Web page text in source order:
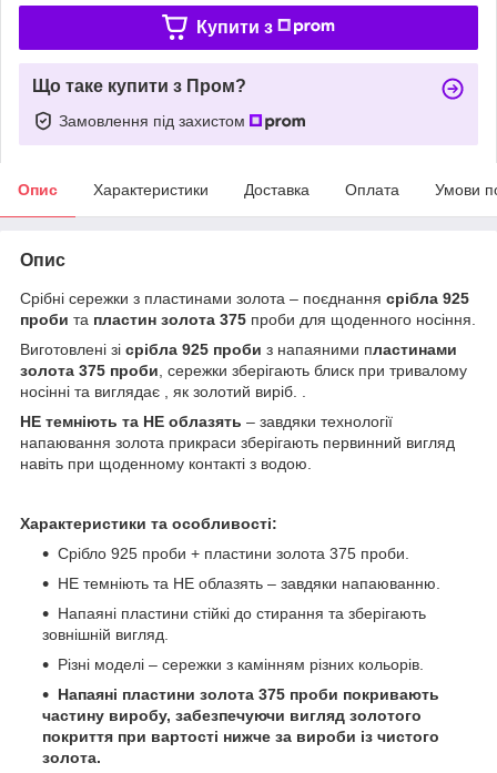
Купити з
Що таке купити з Пром?
Замовлення під захистом
Опис Характеристики Доставка Оплата Умови
Опис
Срібні сережки з пластинами золота – поєднання срібла 925
проби та пластин золота 375 проби для щоденного носіння.
Виготовлені зі срібла 925 проби з напаяними пластинами
золота 375 проби , сережки зберігають блиск при тривалому
носінні та виглядає , як золотий виріб. .
НЕ темніють та НЕ облазять – завдяки технології
напаювання золота прикраси зберігають первинний вигляд
навіть при щоденному контакті з водою.
Характеристики та особливості:
Срібло 925 проби + пластини золота 375 проби.
НЕ темніють та НЕ облазять – завдяки напаюванню.
Напаяні пластини стійкі до стирання та зберігають
зовнішній вигляд.
Різні моделі – сережки з камінням різних кольорів.
Напаяні пластини золота 375 проби покривають
частину виробу, забезпечуючи вигляд золотого
покриття при вартості нижче за вироби із чистого
золота.